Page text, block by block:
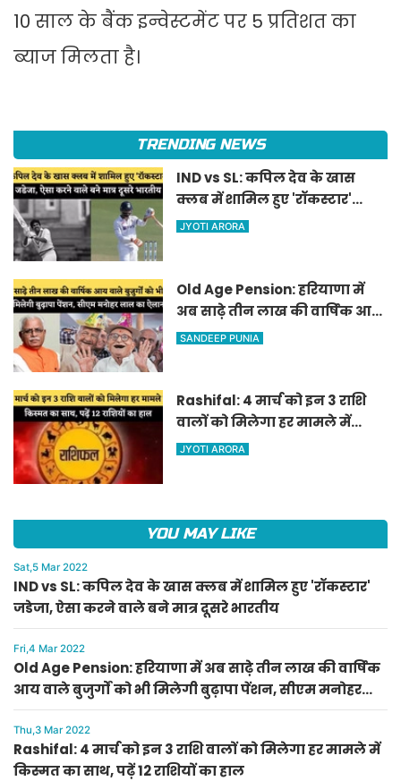
10 साल के बैंक इन्वेस्टमेंट पर 5 प्रतिशत का
ब्याज मिलता है।
TRENDING NEWS
IND vs SL: कपिल देव के खास
क्लब में शामिल हुए 'रॉकस्टार'
जडेजा, ऐसा करने वाले बने मात्र
JYOTI ARORA
Old Age Pension: हरियाणा में
अब साढ़े तीन लाख की वार्षिक आय
वाले बुजुर्गों को भी मिलेगी बुढ़ापा
SANDEEP PUNIA
Rashifal: 4 मार्च को इन 3 राशि
वालों को मिलेगा हर मामले में
किस्मत का साथ, पढ़ें 12 राशियों का
JYOTI ARORA
YOU MAY LIKE
Sat,5 Mar 2022
IND vs SL: कपिल देव के खास क्लब में शामिल हुए 'रॉकस्टार'
जडेजा, ऐसा करने वाले बने मात्र दूसरे भारतीय
Fri,4 Mar 2022
Old Age Pension: हरियाणा में अब साढ़े तीन लाख की वार्षिक
आय वाले बुजुर्गों को भी मिलेगी बुढ़ापा पेंशन, सीएम मनोहर
लाल का ऐलान
Thu,3 Mar 2022
Rashifal: 4 मार्च को इन 3 राशि वालों को मिलेगा हर मामले में
किस्मत का साथ, पढ़ें 12 राशियों का हाल